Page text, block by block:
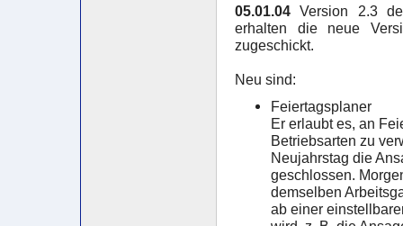
05.01.04 Version 2.3
erhalten die neue
zugeschickt.
Neu sind:
Feiertagsplaner
Er erlaubt es, an
Betriebsarten zu
Neujahrstag die
geschlossen.
demselben
ab einer